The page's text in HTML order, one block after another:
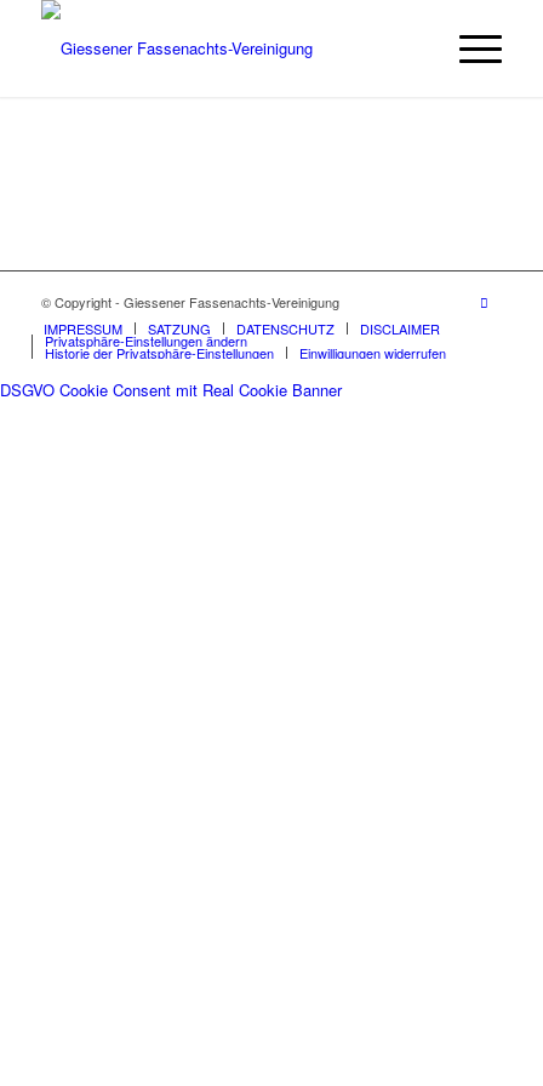
© Copyright - Giessener Fassenachts-Vereinigung
IMPRESSUM
SATZUNG DATENSCHUTZ DISCLAIMER
Privatsphäre-Einstellungen ändern
Historie der Privatsphäre-Einstellungen Einwilligungen widerrufen
DSGVO Cookie Consent mit Real Cookie Banner